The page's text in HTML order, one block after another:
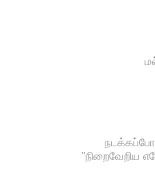
”நிறைவேறிய